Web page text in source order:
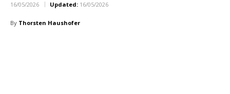
16/05/2026 Updated: 16/05/2026
By Thorsten Haushofer